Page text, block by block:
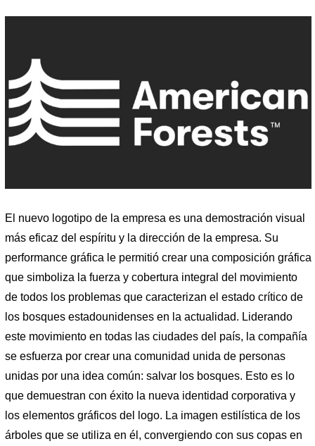
El nuevo logotipo de la empresa es una demostración visual
más eficaz del espíritu y la dirección de la empresa. Su
performance gráfica le permitió crear una composición gráfica
que simboliza la fuerza y ​​cobertura integral del movimiento
de todos los problemas que caracterizan el estado crítico de
los bosques estadounidenses en la actualidad. Liderando
este movimiento en todas las ciudades del país, la compañía
se esfuerza por crear una comunidad unida de personas
unidas por una idea común: salvar los bosques. Esto es lo
que demuestran con éxito la nueva identidad corporativa y
los elementos gráficos del logo. La imagen estilística de los
árboles que se utiliza en él, convergiendo con sus copas en